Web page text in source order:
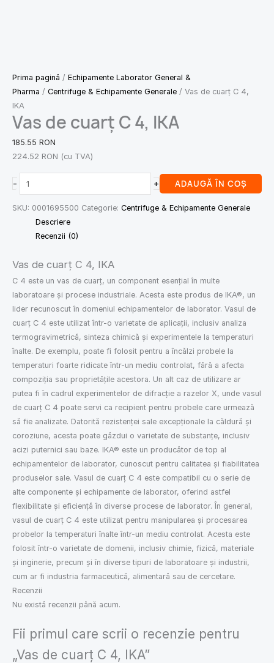
Prima pagină / Echipamente Laborator General &
Pharma / Centrifuge & Echipamente Generale / Vas de cuarț C 4,
IKA
Vas de cuarț C 4, IKA
185.55 RON
224.52 RON (cu TVA)
- + ADAUGĂ ÎN COȘ
SKU: 0001695500 Categorie: Centrifuge & Echipamente Generale
Descriere
Recenzii (0)
Vas de cuarț C 4, IKA
C 4 este un vas de cuarț, un component esențial în multe
laboratoare și procese industriale. Acesta este produs de IKA®, un
lider recunoscut în domeniul echipamentelor de laborator. Vasul de
cuarț C 4 este utilizat într-o varietate de aplicații, inclusiv analiza
termogravimetrică, sinteza chimică și experimentele la temperaturi
înalte. De exemplu, poate fi folosit pentru a încălzi probele la
temperaturi foarte ridicate într-un mediu controlat, fără a afecta
compoziția sau proprietățile acestora. Un alt caz de utilizare ar
putea fi în cadrul experimentelor de difracție a razelor X, unde vasul
de cuarț C 4 poate servi ca recipient pentru probele care urmează
să fie analizate. Datorită rezistenței sale excepționale la căldură și
coroziune, acesta poate găzdui o varietate de substanțe, inclusiv
acizi puternici sau baze. IKA® este un producător de top al
echipamentelor de laborator, cunoscut pentru calitatea și fiabilitatea
produselor sale. Vasul de cuarț C 4 este compatibil cu o serie de
alte componente și echipamente de laborator, oferind astfel
flexibilitate și eficiență în diverse procese de laborator. În general,
vasul de cuarț C 4 este utilizat pentru manipularea și procesarea
probelor la temperaturi înalte într-un mediu controlat. Acesta este
folosit într-o varietate de domenii, inclusiv chimie, fizică, materiale
și inginerie, precum și în diverse tipuri de laboratoare și industrii,
cum ar fi industria farmaceutică, alimentară sau de cercetare.
Recenzii
Nu există recenzii până acum.
Fii primul care scrii o recenzie pentru
„Vas de cuarț C 4, IKA”